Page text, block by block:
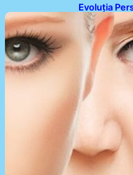
Evoluția
Oferă